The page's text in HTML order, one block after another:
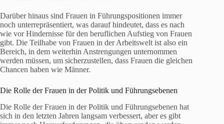
Darüber hinaus sind Frauen in Führungspositionen immer
noch unterrepräsentiert, was darauf hindeutet, dass es nach
wie vor Hindernisse für den beruflichen Aufstieg von Frauen
gibt. Die Teilhabe von Frauen in der Arbeitswelt ist also ein
Bereich, in dem weiterhin Anstrengungen unternommen
werden müssen, um sicherzustellen, dass Frauen die gleichen
Chancen haben wie Männer.
Die Rolle der Frauen in der Politik und Führungsebenen
Die Rolle der Frauen in der Politik und Führungsebenen hat
sich in den letzten Jahren langsam verbessert, aber es gibt